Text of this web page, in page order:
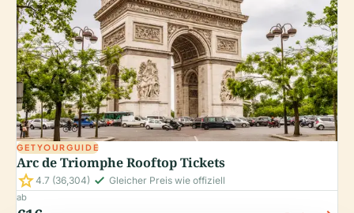
GETYOURGUIDE
Arc de Triomphe Rooftop Tickets
star4.7 (36,304) check_small Gleicher Preis wie offiziell
ab